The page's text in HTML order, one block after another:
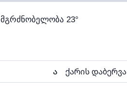
19°C ხილვადობა
მგრძნობელობა 23°
ა ქარის დაბერვა